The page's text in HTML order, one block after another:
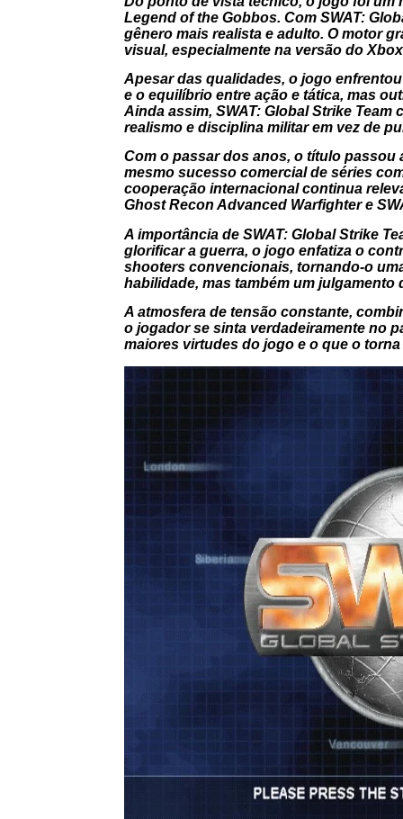
Legend of the Gobbos. Com SWAT:
gênero mais realista e adulto. O motor
visual, especialmente na versão do
Apesar das qualidades, o jogo
e o equilíbrio entre ação e tática, mas
Ainda assim, SWAT: Global Strike Team
realismo e disciplina militar em vez de
Com o passar dos anos, o título passou
mesmo sucesso comercial de séries
cooperação internacional continua
Ghost Recon Advanced Warfightere
A importância de SWAT: Global Strike
glorificar a guerra, o jogo enfatiza o
shooters convencionais, tornando-o
habilidade, mas também um julgamento
A atmosfera de tensão constante,
o jogador se sinta verdadeiramente no
maiores virtudes do jogo e o que o